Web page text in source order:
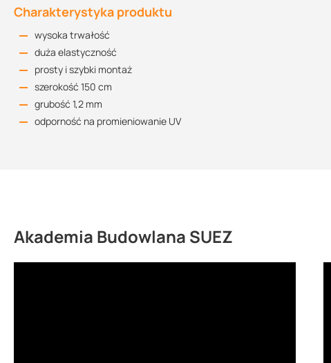
Charakterystyka produktu
wysoka trwałość
duża elastyczność
prosty i szybki montaż
szerokość 150 cm
grubość 1,2 mm
odporność na promieniowanie UV
Akademia Budowlana SUEZ